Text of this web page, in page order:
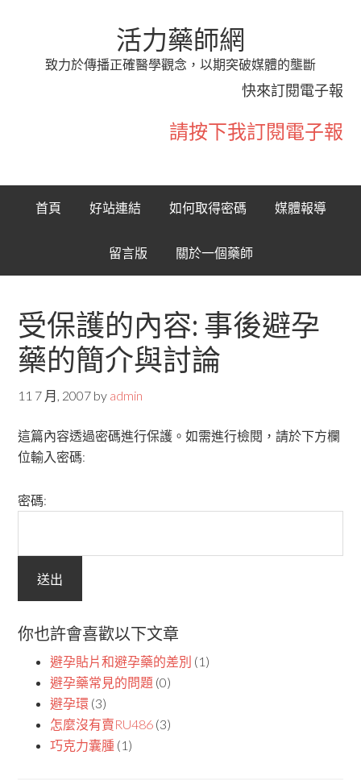
活力藥師網
致力於傳播正確醫學觀念，以期突破媒體的壟斷
快來訂閱電子報
請按下我訂閱電子報
首頁 好站連結 如何取得密碼 媒體報導
留言版 關於一個藥師
受保護的內容: 事後避孕
藥的簡介與討論
11 7 月, 2007 by admin
這篇內容透過密碼進行保護。如需進行檢閱，請於下方欄
位輸入密碼:
密碼:
你也許會喜歡以下文章
避孕貼片和避孕藥的差別 (1)
避孕藥常見的問題 (0)
避孕環 (3)
怎麼沒有賣RU486 (3)
巧克力囊腫 (1)